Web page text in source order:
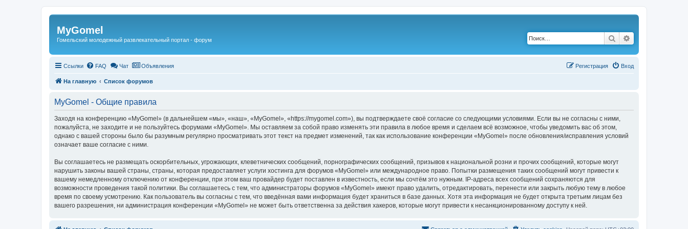
Регистрация
MyGomel
Гомельский молодежный развлекательный портал - форум Поиск
Ссылки FAQ Чат Объявления Вход
Регистрация
На главную Список форумов
MyGomel - Общие правила
Заходя на конференцию «MyGomel» (в дальнейшем «мы», «наш», «MyGomel», «https://mygomel.com»), вы подтверждаете своё согласие со следующими условиями. Если вы не согласны с ними,
пожалуйста, не заходите и не пользуйтесь форумами «MyGomel». Мы оставляем за собой право изменять эти правила в любое время и сделаем всё возможное, чтобы уведомить вас об этом,
однако с вашей стороны было бы разумным регулярно просматривать этот текст на предмет изменений, так как использование конференции «MyGomel» после обновления/исправления условий
означает ваше согласие с ними.
Вы соглашаетесь не размещать оскорбительных, угрожающих, клеветнических сообщений, порнографических сообщений, призывов к национальной розни и прочих сообщений, которые могут
нарушить законы вашей страны, страны, которая предоставляет услуги хостинга для форумов «MyGomel» или международное право. Попытки размещения таких сообщений могут привести к
вашему немедленному отключению от конференции, при этом ваш провайдер будет поставлен в известность, если мы сочтём это нужным. IP-адреса всех сообщений сохраняются для
возможности проведения такой политики. Вы соглашаетесь с тем, что администраторы форумов «MyGomel» имеют право удалить, отредактировать, перенести или закрыть любую тему в любое
время по своему усмотрению. Как пользователь вы согласны с тем, что введённая вами информация будет храниться в базе данных. Хотя эта информация не будет открыта третьим лицам без
вашего разрешения, ни администрация конференции «MyGomel» не может быть ответственна за действия хакеров, которые могут привести к несанкционированному доступу к ней.